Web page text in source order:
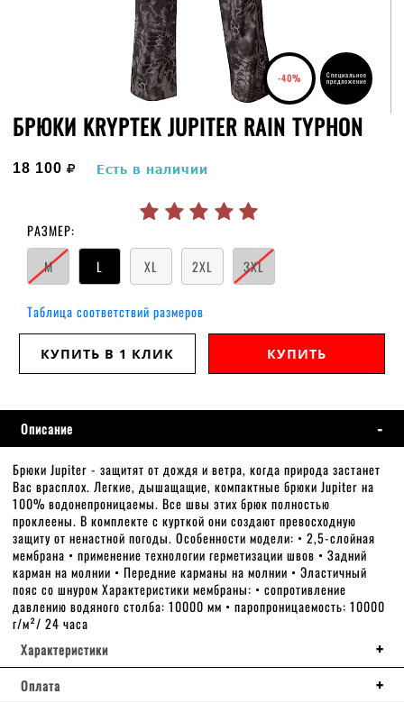
-40% Специальное
предложение
БРЮКИ KRYPTEK JUPITER RAIN TYPHON
18 100 руб.
Есть в наличии
РАЗМЕР:
M
L XL 2XL 3XL
Таблица соответствий размеров
КУПИТЬ В 1 КЛИК КУПИТЬ
Описание
Брюки Jupiter - защитят от дождя и ветра, когда природа застанет
Вас врасплох. Легкие, дышащащие, компактные брюки Jupiter на
100% водонепроницаемы. Все швы этих брюк полностью
проклеены. В комплекте с курткой они создают превосходную
защиту от ненастной погоды. Особенности модели: • 2,5-слойная
мембрана • применение технологии герметизации швов • Задний
карман на молнии • Передние карманы на молнии • Эластичный
пояс со шнуром Характеристики мембраны: • сопротивление
давлению водяного столба: 10000 мм • паропроницаемость: 10000
г/м²/ 24 часа
Характеристики
Оплата